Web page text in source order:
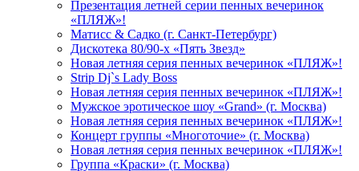
Презентация летней серии пенных вечеринок
«ПЛЯЖ»!
Матисс & Садко (г. Санкт-Петербург)
Дискотека 80/90-х «Пять Звезд»
Новая летняя серия пенных вечеринок «ПЛЯЖ»!
Strip Dj`s Lady Boss
Новая летняя серия пенных вечеринок «ПЛЯЖ»!
Мужское эротическое шоу «Grand» (г. Москва)
Новая летняя серия пенных вечеринок «ПЛЯЖ»!
Концерт группы «Многоточие» (г. Москва)
Новая летняя серия пенных вечеринок «ПЛЯЖ»!
Группа «Краски» (г. Москва)